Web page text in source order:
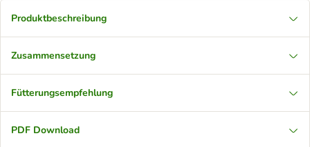
Produktbeschreibung
Zusammensetzung
Fütterungsempfehlung
PDF Download